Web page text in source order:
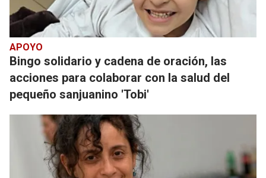
APOYO
Bingo solidario y cadena de oración, las
acciones para colaborar con la salud del
pequeño sanjuanino 'Tobi'